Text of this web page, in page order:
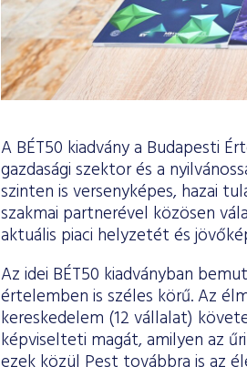
A BÉT50 kiadvány a Budapesti
gazdasági szektor és a
szinten is versenyképes, hazai
szakmai partnerével közösen
aktuális piaci helyzetét és
Az idei BÉT50 kiadványban
értelemben is széles körű. Az
kereskedelem (12 vállalat)
képviselteti magát, amilyen az
ezek közül Pest továbbra is az